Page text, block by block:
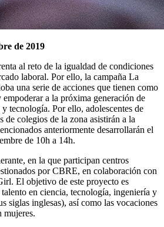
de 2019
al reto de la igualdad de condiciones
laboral. Por ello, la campaña La
una serie de acciones que tienen como
a la próxima generación de
tecnología. Por ello, adolescentes de
de colegios de la zona asistirán a la
anteriormente desarrollarán el
de 10h a 14h.
en la que participan centros
por CBRE, en colaboración con
El objetivo de este proyecto es
en ciencia, tecnología, ingeniería y
siglas inglesas), así como las vocaciones
mujeres.